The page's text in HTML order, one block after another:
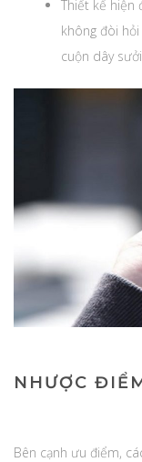
Thiết kế hiện
không đòi
cuộn dây
NHƯỢC
Bên cạnh ưu điểm,